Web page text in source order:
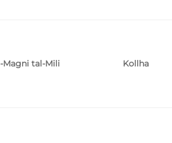
Magni tal-Mili Kollha